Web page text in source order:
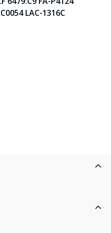
LAC-1316C